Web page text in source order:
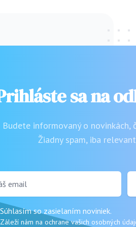
sa na
Budete informovaný o novinkách,
Žiadny spam, iba
Súhlasím so zasielaním noviniek.
Záleží nám na ochrane vašich osobných